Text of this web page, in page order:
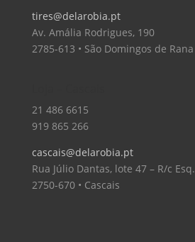
tires@delarobia.pt
Av. Amália Rodrigues, 190
2785-613 • São Domingos de Rana
21 486 6615
919 865 266
cascais@delarobia.pt
Rua Júlio Dantas, lote 47 – R/c Esq.
2750-670 • Cascais